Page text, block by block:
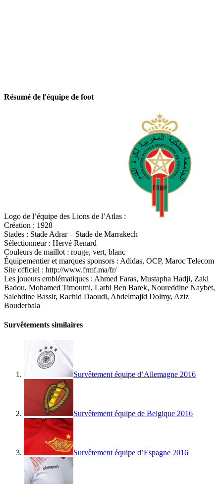
Résumé de l'équipe de foot
Logo de l’équipe des Lions de l’Atlas :
Création : 1928
Stades : Stade Adrar – Stade de Marrakech
Sélectionneur : Hervé Renard
Couleurs de maillot : rouge, vert, blanc
Équipementier et marques sponsors : Adidas, OCP, Maroc Telecom
Site officiel : http://www.frmf.ma/fr/
Les joueurs emblématiques : Ahmed Faras, Mustapha Hadji, Zaki
Badou, Mohamed Timoumi, Larbi Ben Barek, Noureddine Naybet,
Salehdine Bassir, Rachid Daoudi, Abdelmajid Dolmy, Aziz
Bouderbala
Survêtements similaires
Survêtement équipe d’Allemagne 2016
Survêtement équipe de Belgique 2016
Survêtement équipe d’Espagne 2016